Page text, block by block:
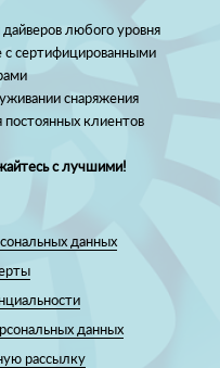
любого уровня
сертифицированными
снаряжения
клиентов
с лучшими!
данных
данных
рассылку